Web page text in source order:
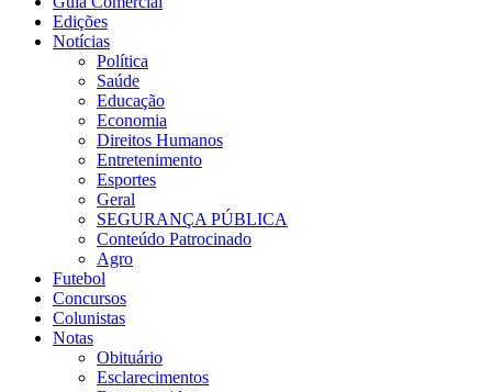
Edições
Notícias
Política
Saúde
Educação
Economia
Direitos Humanos
Entretenimento
Esportes
Geral
SEGURANÇA PÚBLICA
Conteúdo Patrocinado
Agro
Futebol
Concursos
Colunistas
Notas
Obituário
Esclarecimentos